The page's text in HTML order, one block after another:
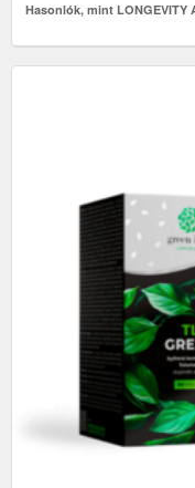
Hasonlók, mint LONGEVITY